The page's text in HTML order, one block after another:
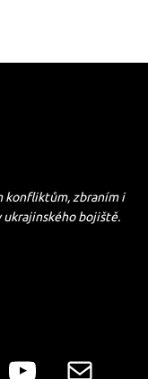
konfliktům, zbraním i
ukrajinského bojiště.